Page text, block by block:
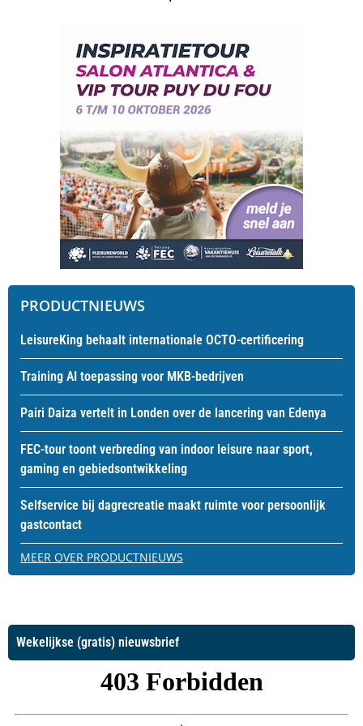
PRODUCTNIEUWS
LeisureKing behaalt internationale OCTO-certificering
Training AI toepassing voor MKB-bedrijven
Pairi Daiza vertelt in Londen over de lancering van Edenya
FEC-tour toont verbreding van indoor leisure naar sport,
gaming en gebiedsontwikkeling
Selfservice bij dagrecreatie maakt ruimte voor persoonlijk
gastcontact
MEER OVER PRODUCTNIEUWS
Wekelijkse (gratis) nieuwsbrief